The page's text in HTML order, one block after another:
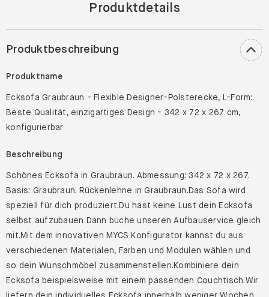
Produktdetails
Produktbeschreibung
Produktname
Ecksofa Graubraun - Flexible Designer-Polsterecke, L-Form:
Beste Qualität, einzigartiges Design - 342 x 72 x 267 cm,
konfigurierbar
Beschreibung
Schönes Ecksofa in Graubraun. Abmessung: 342 x 72 x 267.
Basis: Graubraun. Rückenlehne in Graubraun.Das Sofa wird
speziell für dich produziert.Du hast keine Lust dein Ecksofa
selbst aufzubauen Dann buche unseren Aufbauservice gleich
mit.Mit dem innovativen MYCS Konfigurator kannst du aus
verschiedenen Materialen, Farben und Modulen wählen und
so dein Wunschmöbel zusammenstellen.Kombiniere dein
Ecksofa beispielsweise mit einem passenden Couchtisch.Wir